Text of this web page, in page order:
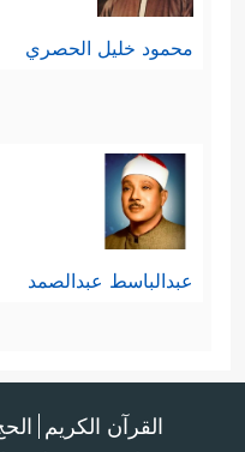
محمود خليل الحصري
عبدالباسط عبدالصمد
القرآن الكريم